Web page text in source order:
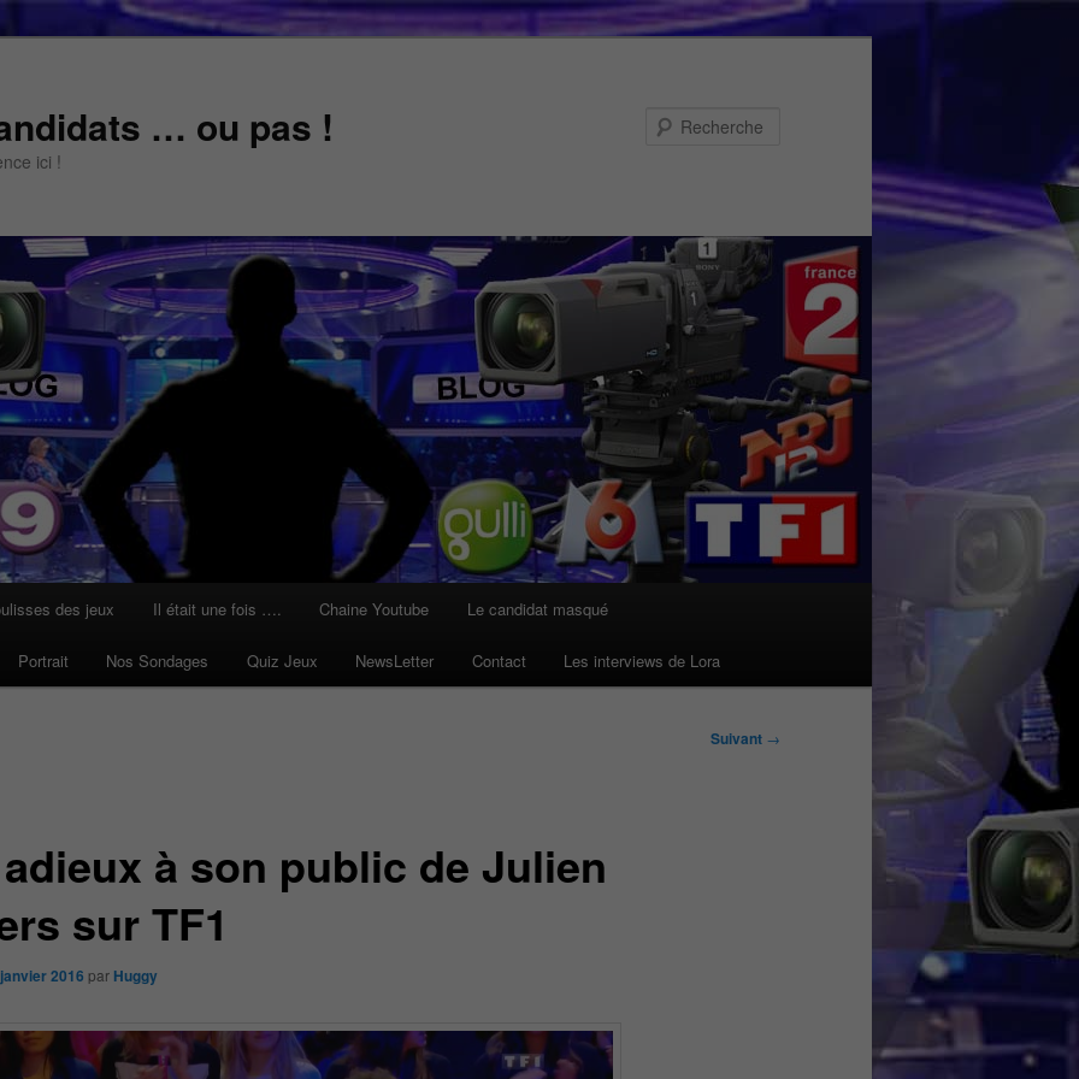
… ou pas !
ici !
des jeux Il était une fois …. Chaine Youtube Le candidat masqué
Portrait Nos Sondages Quiz Jeux NewsLetter Contact Les interviews de Lora
Suivant →
à son public de Julien
sur TF1
2016 par Huggy